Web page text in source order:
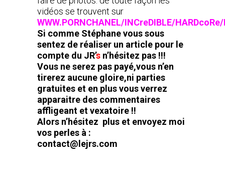
vidéos se trouvent sur
WWW.PORNCHANEL/INCreDIBLE/
Si comme Stéphane vous sous
sentez de réaliser un article pour le
compte du JR’s n’hésitez pas !!!
Vous ne serez pas payé,vous n’en
tirerez aucune gloire,ni parties
gratuites et en plus vous verrez
apparaitre des commentaires
affligeant et vexatoire !!
Alors n’hésitez plus et envoyez moi
vos perles à :
contact@lejrs.com